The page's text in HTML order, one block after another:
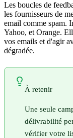
Les boucles de
les fournisseurs de
email comme spam.
Yahoo, et Orange.
vos emails et d'agir
dégradée.
À retenir
Une seule
délivrabilité
vérifier votre